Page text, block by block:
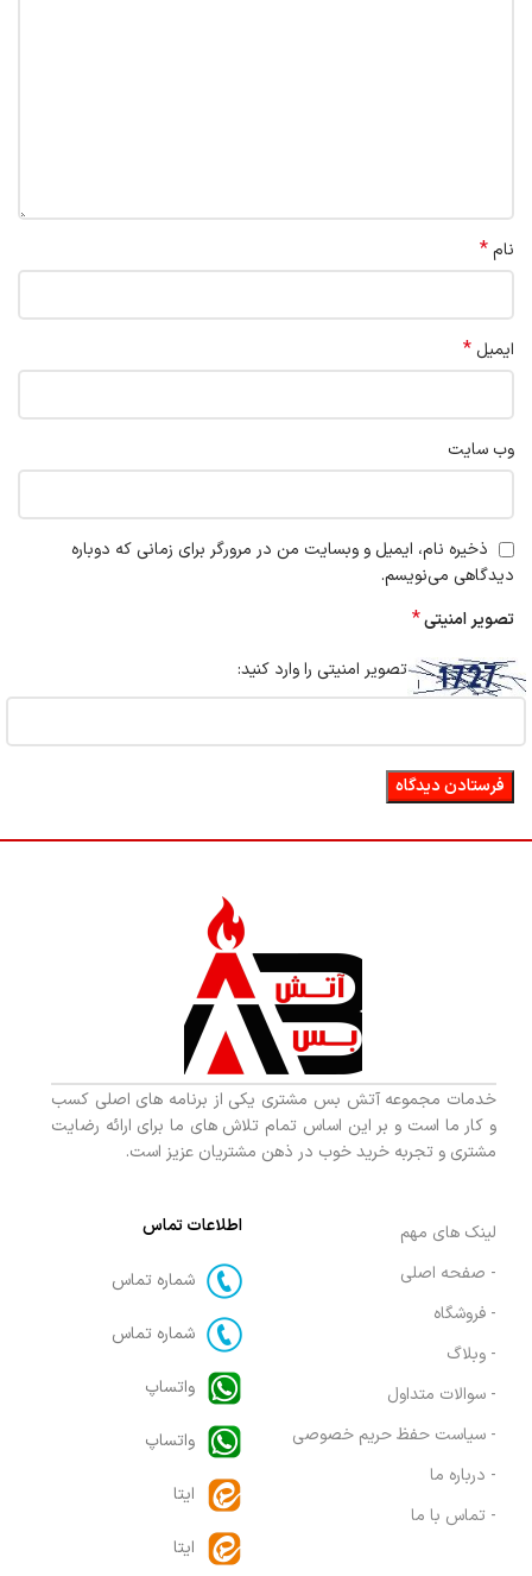
نام*
ایمیل *
وب‌ سایت
ذخیره نام، ایمیل و وبسایت من در مرورگر برای زمانی که دوباره
دیدگاهی می‌نویسم.
تصویر امنیتی*
تصویر امنیتی را وارد کنید:
خدمات مجموعه آتش بس مشتری یکی از برنامه های اصلی کسب
و کار ما است و بر این اساس تمام تلاش های ما برای ارائه رضایت
مشتری و تجربه خرید خوب در ذهن مشتریان عزیز است.
لینک های مهم
- صفحه اصلی
- فروشگاه
- وبلاگ
- سوالات متداول
- سیاست حفظ حریم خصوصی
- درباره ما
- تماس با ما
اطلاعات تماس
شماره تماس
شماره تماس
واتساپ
واتساپ
ایتا
ایتا